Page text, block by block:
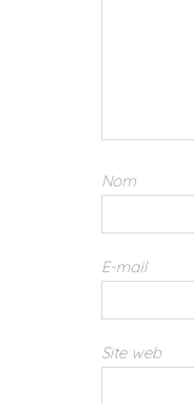
Nom
E-mail
Site web